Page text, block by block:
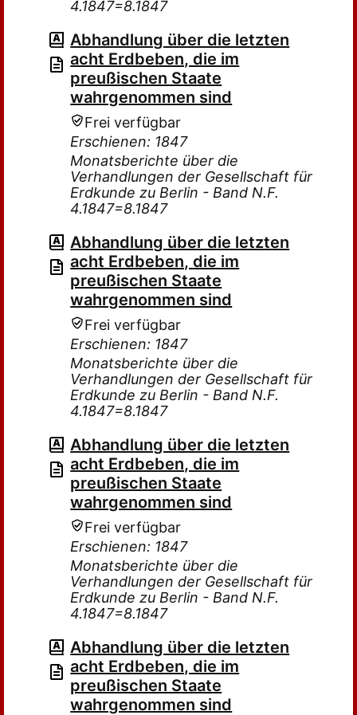
4.1847=8.1847
Abhandlung über die letzten
acht Erdbeben, die im
preußischen Staate
wahrgenommen sind
Frei verfügbar
Erschienen: 1847
Monatsberichte über die
Verhandlungen der Gesellschaft für
Erdkunde zu Berlin - Band N.F.
4.1847=8.1847
Abhandlung über die letzten
acht Erdbeben, die im
preußischen Staate
wahrgenommen sind
Frei verfügbar
Erschienen: 1847
Monatsberichte über die
Verhandlungen der Gesellschaft für
Erdkunde zu Berlin - Band N.F.
4.1847=8.1847
Abhandlung über die letzten
acht Erdbeben, die im
preußischen Staate
wahrgenommen sind
Frei verfügbar
Erschienen: 1847
Monatsberichte über die
Verhandlungen der Gesellschaft für
Erdkunde zu Berlin - Band N.F.
4.1847=8.1847
Abhandlung über die letzten
acht Erdbeben, die im
preußischen Staate
wahrgenommen sind